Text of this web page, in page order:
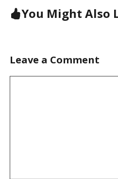
You Might Also
Leave a Comment